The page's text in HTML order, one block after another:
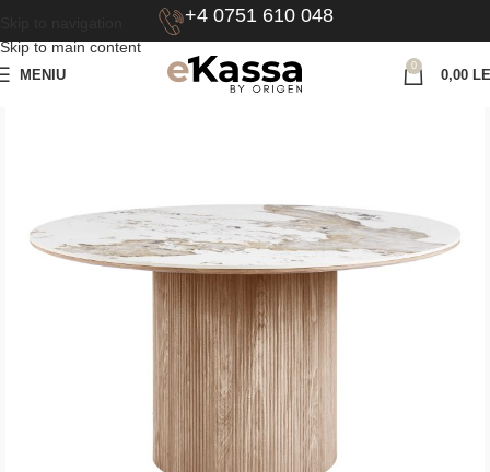
Skip to main content
+4 0751 610 048
MENIU
0
0,00